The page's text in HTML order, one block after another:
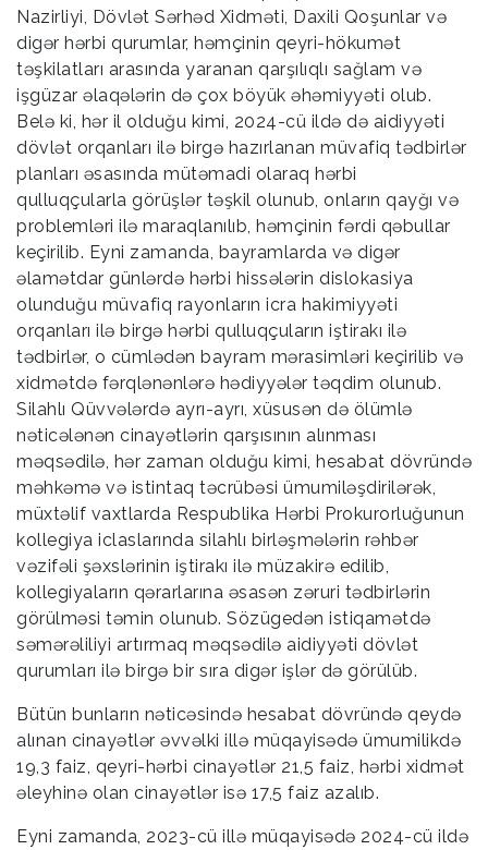
Nazirliyi, Dövlət Sərhəd Xidməti, Daxili Qoşunlar və
digər hərbi qurumlar, həmçinin qeyri-hökumət
təşkilatları arasında yaranan qarşılıqlı sağlam və
işgüzar əlaqələrin də çox böyük əhəmiyyəti olub.
Belə ki, hər il olduğu kimi, 2024-cü ildə də aidiyyəti
dövlət orqanları ilə birgə hazırlanan müvafiq tədbirlər
planları əsasında mütəmadi olaraq hərbi
qulluqçularla görüşlər təşkil olunub, onların qayğı və
problemləri ilə maraqlanılıb, həmçinin fərdi qəbullar
keçirilib. Eyni zamanda, bayramlarda və digər
əlamətdar günlərdə hərbi hissələrin dislokasiya
olunduğu müvafiq rayonların icra hakimiyyəti
orqanları ilə birgə hərbi qulluqçuların iştirakı ilə
tədbirlər, o cümlədən bayram mərasimləri keçirilib və
xidmətdə fərqlənənlərə hədiyyələr təqdim olunub.
Silahlı Qüvvələrdə ayrı-ayrı, xüsusən də ölümlə
nəticələnən cinayətlərin qarşısının alınması
məqsədilə, hər zaman olduğu kimi, hesabat dövründə
məhkəmə və istintaq təcrübəsi ümumiləşdirilərək,
müxtəlif vaxtlarda Respublika Hərbi Prokurorluğunun
kollegiya iclaslarında silahlı birləşmələrin rəhbər
vəzifəli şəxslərinin iştirakı ilə müzakirə edilib,
kollegiyaların qərarlarına əsasən zəruri tədbirlərin
görülməsi təmin olunub. Sözügedən istiqamətdə
səmərəliliyi artırmaq məqsədilə aidiyyəti dövlət
qurumları ilə birgə bir sıra digər işlər də görülüb.
Bütün bunların nəticəsində hesabat dövründə qeydə
alınan cinayətlər əvvəlki illə müqayisədə ümumilikdə
19,3 faiz, qeyri-hərbi cinayətlər 21,5 faiz, hərbi xidmət
əleyhinə olan cinayətlər isə 17,5 faiz azalıb.
Eyni zamanda, 2023-cü illə müqayisədə 2024-cü ildə